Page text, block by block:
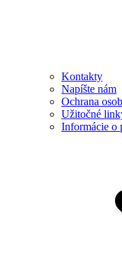
Kontakty
Napíšte nám
Ochrana
Užitočné
Informácie o